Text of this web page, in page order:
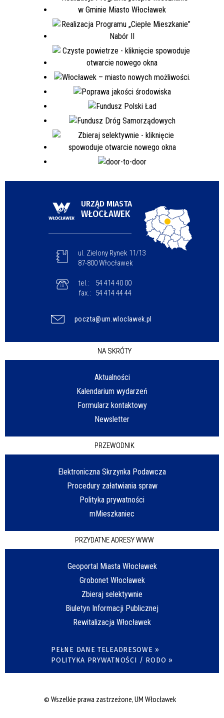
URZĄD MIASTA
WŁOCŁAWEK
ul. Zielony Rynek 11/13
87-800 Włocławek
tel.:
54 414 40 00
fax.:
54 414 44 44
poczta@um.wloclawek.pl
NA SKRÓTY
Aktualności
Kalendarium wydarzeń
Formularz kontaktowy
Newsletter
PRZEWODNIK
Elektroniczna Skrzynka Podawcza
Procedury załatwiania spraw
Polityka prywatności
mMieszkaniec
PRZYDATNE ADRESY WWW
Geoportal Miasta Włocławek
Grobonet Włocławek
Zbieraj selektywnie
Biuletyn Informacji Publicznej
Rewitalizacja Włocławek
PEŁNE DANE TELEADRESOWE »
POLITYKA PRYWATNOŚCI / RODO »
© Wszelkie prawa zastrzeżone, UM Włocławek